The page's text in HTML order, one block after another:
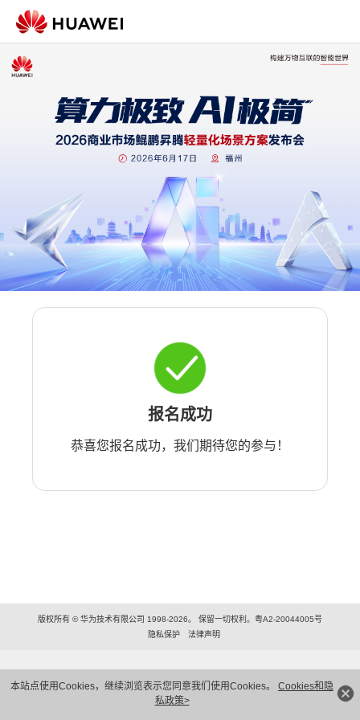
本站点使用Cookies，继续浏览表示您同意我们使用Cookies。 Cookies和隐
私政策>
报名成功
恭喜您报名成功，我们期待您的参与！
版权所有 © 华为技术有限公司 1998-2026。 保留一切权利。粤A2-20044005号
隐私保护
法律声明